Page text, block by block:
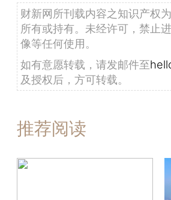
财新网所刊载内容之知识产权
所有或持有。未经许可，禁止
像等任何使用。
如有意愿转载，请发邮件至
及授权后，方可转载。
推荐阅读